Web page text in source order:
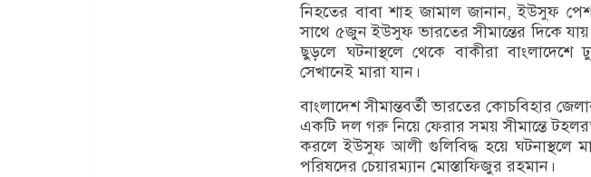
নিহতের বাবা শাহ জামাল জানান, ইউসুফ
সাথে ৫জুন ইউসুফ ভারতের সীমান্তের দিকে
ছুড়লে ঘটনাস্থলে থেকে বাকীরা
সেখানেই মারা যান।
বাংলাদেশ সীমান্তবর্তী ভারতের কোচবিহার
একটি দল গরু নিয়ে ফেরার সময় সীমান্তে
করলে ইউসুফ আলী গুলিবিদ্ধ হয়ে ঘটনাস্থলে
পরিষদের চেয়ারম্যান মোস্তাফিজুর রহমান।